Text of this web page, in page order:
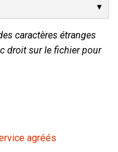
caractères étranges
droit sur le fichier pour
agréés